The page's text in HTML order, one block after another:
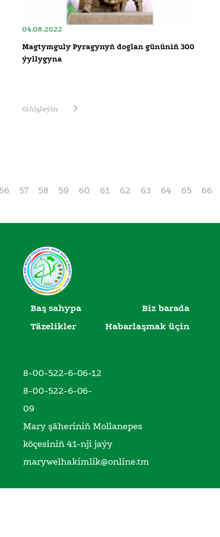
04.08.2022
Magtymguly Pyragynyň doglan gününiň 300
ýyllygyna
Giňişleýin
57 58 59 60 61 62 63 64 65 66
Baş sahypa
Biz barada
Täzelikler
Habarlaşmak üçin
8-00-522-6-06-12
8-00-522-6-06-
09
Mary şäheriniň Mollanepes
köçesiniň 41-nji jaýy
marywelhakimlik@online.tm